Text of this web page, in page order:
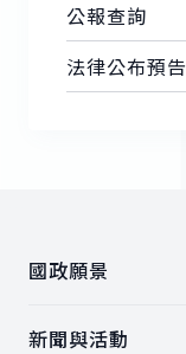
公報查詢
法律公布預告
國政願景
新聞與活動